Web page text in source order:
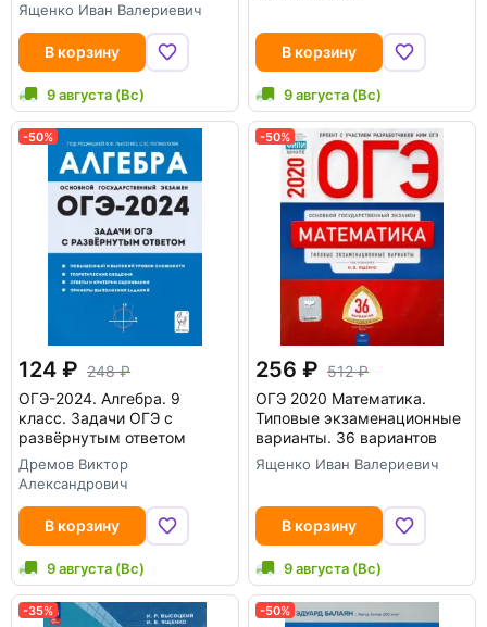
Ященко Иван Валериевич
В корзину
9 августа (Вс)
В корзину
9 августа (Вс)
-50%
124
248
ОГЭ-2024. Алгебра. 9
класс. Задачи ОГЭ с
развёрнутым ответом
Дремов Виктор
Александрович
В корзину
9 августа (Вс)
-50%
256
512
ОГЭ 2020 Математика.
Типовые экзаменационные
варианты. 36 вариантов
Ященко Иван Валериевич
В корзину
9 августа (Вс)
-35% -50%